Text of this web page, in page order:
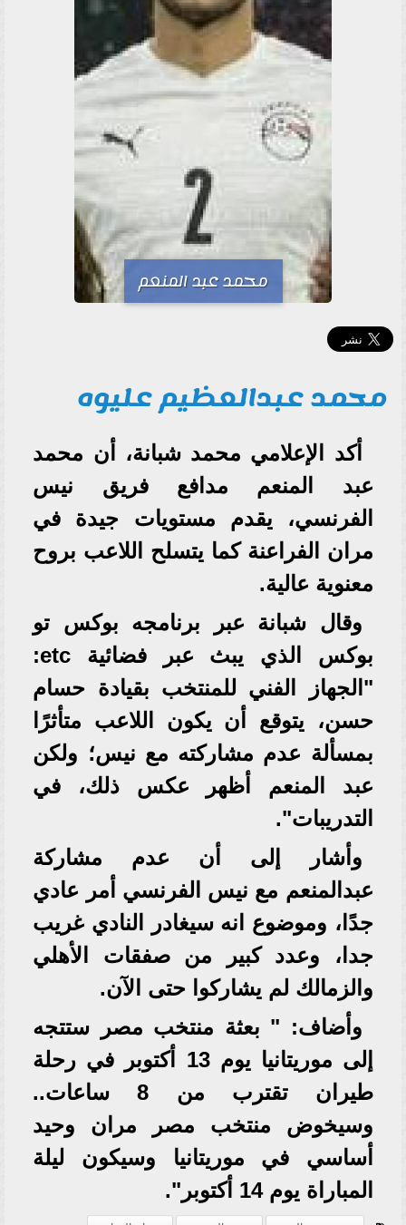
محمد عبد المنعم
محمد عبدالعظيم عليوه
أكد الإعلامي محمد شبانة، أن محمد
عبد المنعم مدافع فريق نيس
الفرنسي، يقدم مستويات جيدة في
مران الفراعنة كما يتسلح اللاعب بروح
معنوية عالية.
وقال شبانة عبر برنامجه بوكس تو
بوكس الذي يبث عبر فضائية etc:
"الجهاز الفني للمنتخب بقيادة حسام
حسن، يتوقع أن يكون اللاعب متأثرًا
بمسألة عدم مشاركته مع نيس؛ ولكن
عبد المنعم أظهر عكس ذلك، في
التدريبات".
وأشار إلى أن عدم مشاركة
عبدالمنعم مع نيس الفرنسي أمر عادي
جدًا، وموضوع انه سيغادر النادي غريب
جدا، وعدد كبير من صفقات الأهلي
والزمالك لم يشاركوا حتى الآن.
وأضاف: " بعثة منتخب مصر ستتجه
إلى موريتانيا يوم 13 أكتوبر في رحلة
طيران تقترب من 8 ساعات..
وسيخوض منتخب مصر مران وحيد
أساسي في موريتانيا وسيكون ليلة
المباراة يوم 14 أكتوبر".